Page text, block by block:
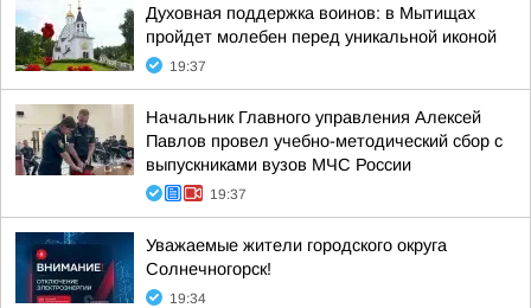
Духовная поддержка воинов: в Мытищах
пройдет молебен перед уникальной иконой
19:37
Начальник Главного управления Алексей
Павлов провел учебно-методический сбор с
выпускниками вузов МЧС России
19:37
Уважаемые жители городского округа
Солнечногорск!
19:34